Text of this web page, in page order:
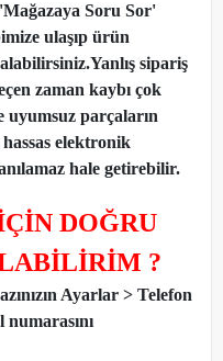
'Mağazaya Soru Sor'
ulaşıp ürün
sipariş
zaman kaybı çok
uyumsuz parçaların
hassas elektronik
hale getirebilir.
DOĞRU
?
Ayarlar > Telefon
numarasını